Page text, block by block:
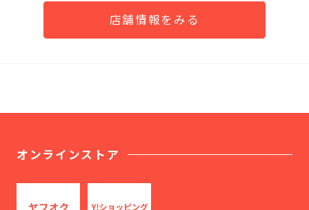
店舗情報をみる
オンラインストア